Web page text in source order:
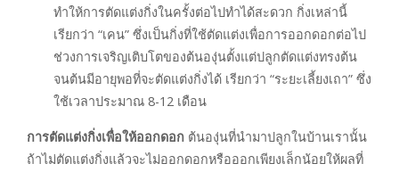
ทำให้การตัดแต่งกิ่งในครั้งต่อไปทำได้สะดวก กิ่งเหล่านี้
เรียกว่า “เคน” ซึ่งเป็นกิ่งที่ใช้ตัดแต่งเพื่อการออกดอกต่อไป
ช่วงการเจริญเติบโตของต้นองุ่นตั้งแต่ปลูกตัดแต่งทรงต้น
จนต้นมีอายุพอที่จะตัดแต่งกิ่งได้ เรียกว่า “ระยะเลี้ยงเถา” ซึ่ง
ใช้เวลาประมาณ 8-12 เดือน
การตัดแต่งกิ่งเพื่อให้ออกดอก ต้นองุ่นที่นำมาปลูกในบ้านเรานั้น
ถ้าไม่ตัดแต่งกิ่งแล้วจะไม่ออกดอกหรือออกเพียงเล็กน้อยให้ผลที่